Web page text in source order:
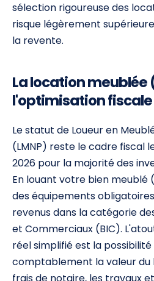
sélection rigoureuse des
risque légèrement
la revente.
La location meublée
l'optimisation fiscale
Le statut de Loueur en
(LMNP) reste le cadre fiscal
2026 pour la majorité des
En louant votre bien
des équipements
revenus dans la catégorie
et Commerciaux (BIC).
réel simplifié est la
comptablement la valeur du